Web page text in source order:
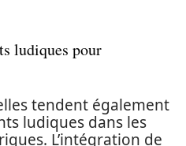
ludiques pour
tendent également
ludiques dans les
L’intégration de